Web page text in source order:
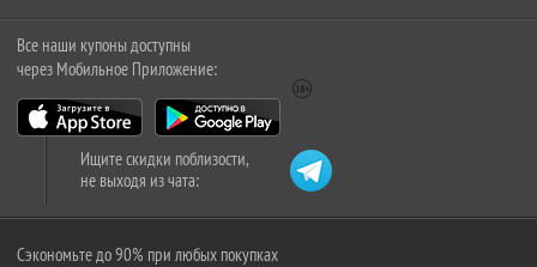
Все наши купоны доступны
через Мобильное Приложение:
Ищите скидки поблизости,
не выходя из чата:
Сэкономьте до 90% при любых покупках